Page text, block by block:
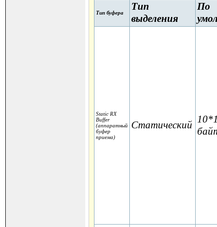
Тип буфера
Тип
выделения
По
Static RX
Buffer
(аппаратный
буфер
приема)
Статический